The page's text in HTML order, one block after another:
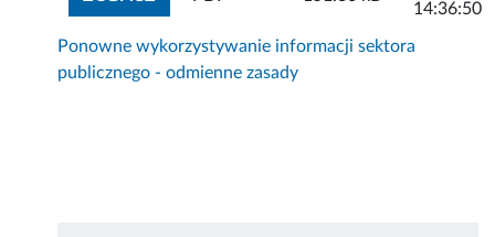
14:36:50
Ponowne wykorzystywanie informacji sektora
publicznego - odmienne zasady